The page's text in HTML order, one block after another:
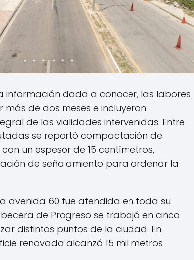
información dada a conocer, las labores
más de dos meses e incluyeron
de las vialidades intervenidas. Entre
se reportó compactación de
un espesor de 15 centímetros,
de señalamiento para ordenar la
avenida 60 fue atendida en toda su
de Progreso se trabajó en cinco
distintos puntos de la ciudad. En
renovada alcanzó 15 mil metros